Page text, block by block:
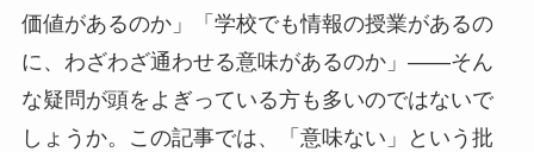
価値があるのか」「学校でも情報の授業があるの
に、わざわざ通わせる意味があるのか」——そん
な疑問が頭をよぎっている方も多いのではないで
しょうか。この記事では、「意味ない」という批